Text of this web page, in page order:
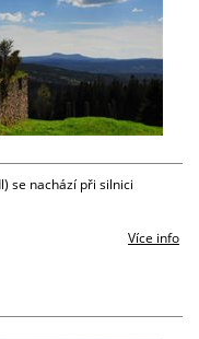
se nachází při silnici
Více info